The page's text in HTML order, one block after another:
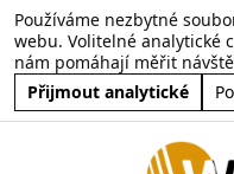
Používáme nezbytné
webu. Volitelné analytické
nám pomáhají měřit
Přijmout analytické